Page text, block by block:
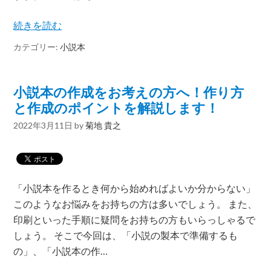
続きを読む
カテゴリー:小説本
小説本の作成をお考えの方へ！作り方
と作成のポイントを解説します！
2022年3月11日 by菊地 貴之
「小説本を作るとき何から始めればよいか分からない」
このようなお悩みをお持ちの方は多いでしょう。 また、
印刷といった手順に疑問をお持ちの方もいらっしゃるで
しょう。 そこで今回は、「小説の製本で準備するも
の」、「小説本の作…